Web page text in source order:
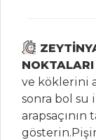
ETLİ
FIRINDA
İNCİK
HAVUÇLU
Et
NOKTALARI
ve köklerini
sonra bol su
arapsaçının